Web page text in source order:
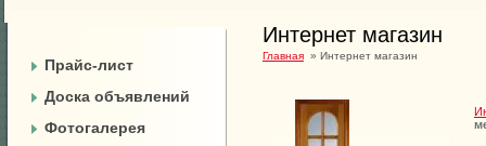
Прайс-лист
Доска объявлений
Фотогалерея
Интернет магазин
Главная » Интернет магазин